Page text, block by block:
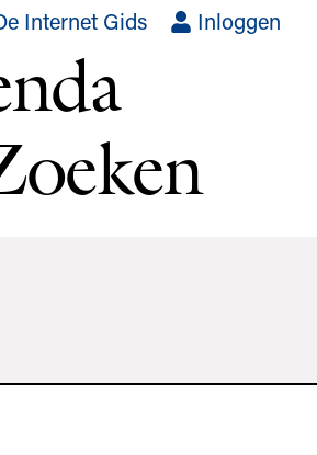
Internet Gids Inloggen